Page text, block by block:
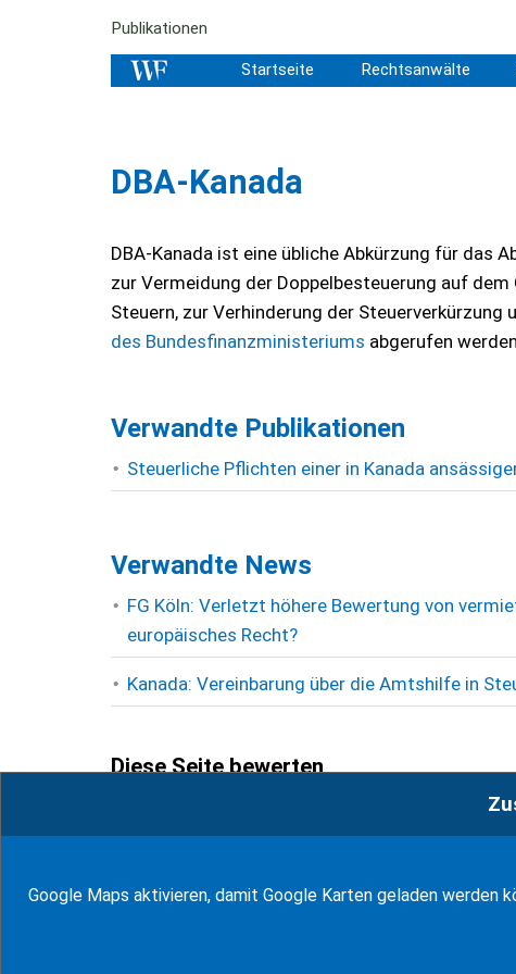
Publikationen
Startseite Rechtsanwälte
DBA-Kanada
DBA-Kanada ist eine übliche Abkürzung für das
zur Vermeidung der Doppelbesteuerung auf
Steuern, zur Verhinderung der
des Bundesfinanzministeriums abgerufen
Verwandte Publikationen
Steuerliche Pflichten einer in Kanada
Verwandte News
FG Köln: Verletzt höhere Bewertung von
europäisches Recht?
Kanada: Vereinbarung über die Amtshilfe in
Diese Seite bewerten
2Bewertungen (100%)
zum Glossar
Google Maps aktivieren, damit Google Karten geladen werden